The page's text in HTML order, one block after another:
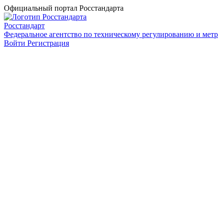
Официальный портал Росстандарта
Росстандарт
Федеральное агентство по техническому регулированию и
Войти Регистрация